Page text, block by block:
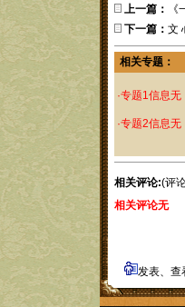
上一篇：
下一篇： 文
相关专题：
·专题1信息无
·专题2信息无
相关评论:(评
相关评论无
发表、查